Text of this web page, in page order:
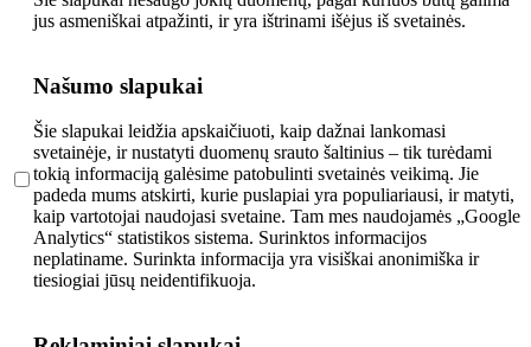
jus asmeniškai atpažinti, ir yra ištrinami išėjus iš svetainės.
Našumo slapukai
Šie slapukai leidžia apskaičiuoti, kaip dažnai lankomasi
svetainėje, ir nustatyti duomenų srauto šaltinius – tik turėdami
tokią informaciją galėsime patobulinti svetainės veikimą. Jie
padeda mums atskirti, kurie puslapiai yra populiariausi, ir matyti,
kaip vartotojai naudojasi svetaine. Tam mes naudojamės „Google
Analytics“ statistikos sistema. Surinktos informacijos
neplatiname. Surinkta informacija yra visiškai anonimiška ir
tiesiogiai jūsų neidentifikuoja.